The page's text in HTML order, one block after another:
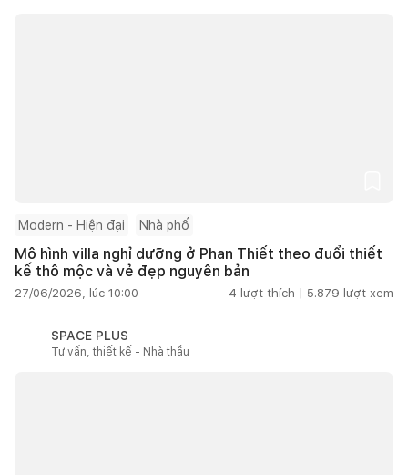
Modern - Hiện đại Nhà phố
Mô hình villa nghỉ dưỡng ở Phan Thiết theo đuổi thiết
kế thô mộc và vẻ đẹp nguyên bản
27/06/2026, lúc 10:00 4 lượt thích | 5.879 lượt xem
SPACE PLUS
Tư vấn, thiết kế - Nhà thầu